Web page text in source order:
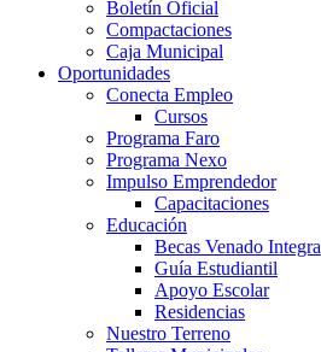
Boletín Oficial
Compactaciones
Caja Municipal
Oportunidades
Conecta Empleo
Cursos
Programa Faro
Programa Nexo
Impulso Emprendedor
Capacitaciones
Educación
Becas Venado Integra
Guía Estudiantil
Apoyo Escolar
Residencias
Nuestro Terreno